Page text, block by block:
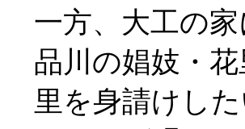
一方、大工の
品川の娼妓・
里を身請けし